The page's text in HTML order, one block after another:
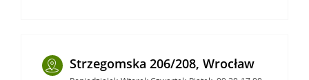
Strzegomska 206/208, Wrocław